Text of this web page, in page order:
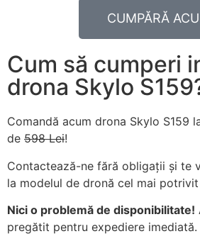
CUMPĂRĂ
Cum să cumperi
drona Skylo
Comandă acum drona Skylo S159
de 598 Lei!
Contactează-ne fără obligații și te
la modelul de dronă cel mai
Nici o problemă de disponibilitate!
pregătit pentru expediere imediată.